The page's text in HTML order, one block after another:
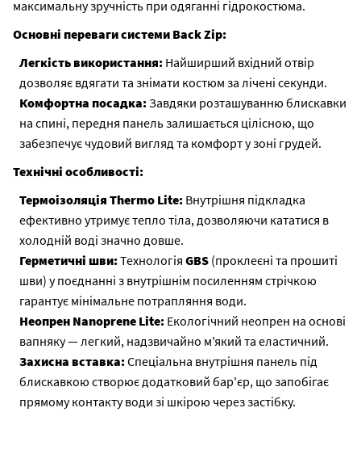
максимальну зручність при одяганні гідрокостюма.
Основні переваги системи Back Zip:
Легкість використання: Найширший вхідний отвір
дозволяє вдягати та знімати костюм за лічені секунди.
Комфортна посадка:Завдяки розташуванню блискавки
на спині, передня панель залишається цілісною, що
забезпечує чудовий вигляд та комфорт у зоні грудей.
Технічні особливості:
Термоізоляція Thermo Lite: Внутрішня підкладка
ефективно утримує тепло тіла, дозволяючи кататися в
холодній воді значно довше.
Герметичні шви:Технологія GBS (проклеєні та прошиті
шви) у поєднанні з внутрішнім посиленням стрічкою
гарантує мінімальне потрапляння води.
Неопрен Nanoprene Lite: Екологічний неопрен на основі
вапняку — легкий, надзвичайно м'який та еластичний.
Захисна вставка:Спеціальна внутрішня панель під
блискавкою створює додатковий бар'єр, що запобігає
прямому контакту води зі шкірою через застібку.